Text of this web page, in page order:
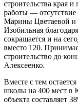
строительства края и
работы — отсутствие
Марины Цветаевой и
Изобильная
сокращается и на
вместо 120.
строительство до
Алексеенко.
Вместе с тем
школы на 400 мест в
объекта составляет